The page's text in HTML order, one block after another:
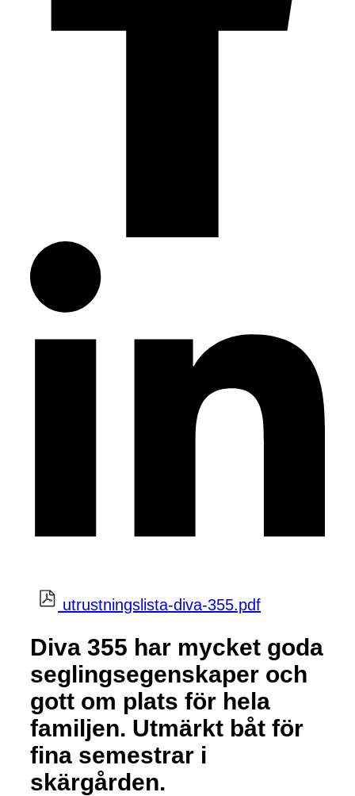
utrustningslista-diva-355.pdf
Diva 355 har mycket goda
seglingsegenskaper och
gott om plats för hela
familjen. Utmärkt båt för
fina semestrar i
skärgården.